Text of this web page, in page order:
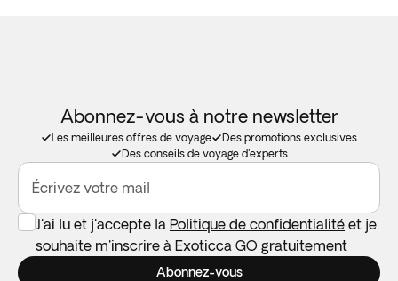
Abonnez-vous à notre newsletter
Les meilleures offres de voyage
Des promotions exclusives
Des conseils de voyage d'experts
Écrivez votre mail
J'ai lu et j'accepte la Politique de confidentialité et je
souhaite m'inscrire à Exoticca GO gratuitement
Abonnez-vous